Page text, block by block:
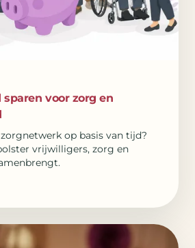
voor zorg en
op basis van tijd?
vrijwilligers, zorg en